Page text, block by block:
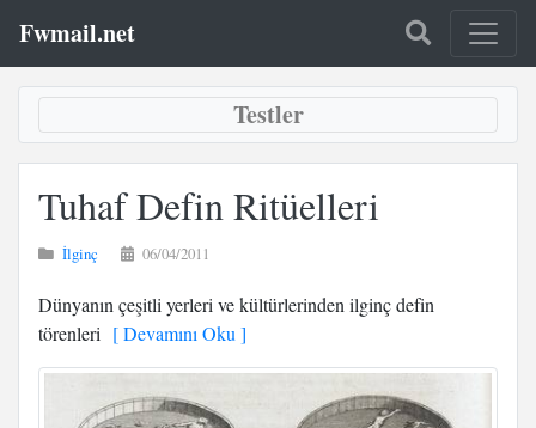
Fwmail.net
Testler
Tuhaf Defin Ritüelleri
İlginç 06/04/2011
Dünyanın çeşitli yerleri ve kültürlerinden ilginç defin
törenleri [ Devamını Oku ]